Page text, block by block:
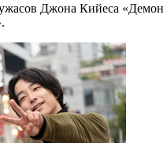
Джона Кийеса